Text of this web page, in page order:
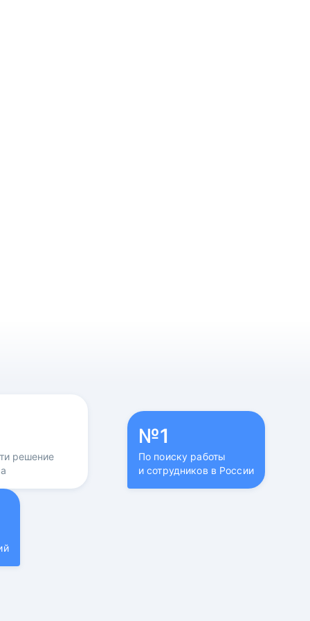
решение
№1
По поиску работы
и сотрудников в России